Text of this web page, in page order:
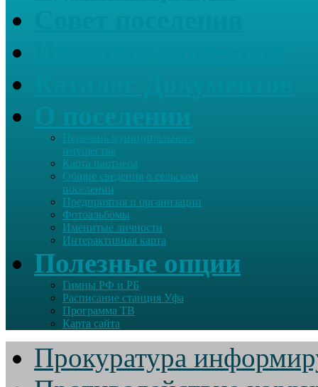
Перечень муниципального
имущества
Карта партнера
Общие сведения о сельском
поселении
Предприятия и организации
Фотоальбомы
Именитые личности
Интерактивная карта
Полезные опции
Гимны РФ и РБ
Расписание станция Уфа
Программа ТВ
Карта сайта
Прокуратура